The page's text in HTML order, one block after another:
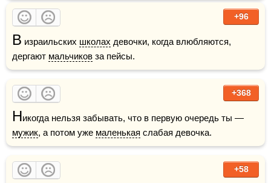
+96
В израильских школах девочки, когда влюбляются,
дергают мальчиков за пейсы.
+368
Н
мужик, а потом уже маленькая слабая девочка.
+58